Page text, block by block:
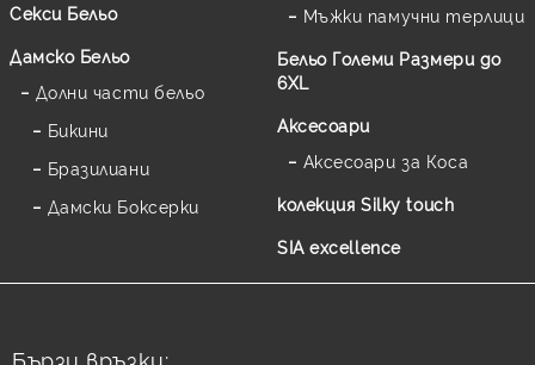
Секси Бельо
Дамско Бельо
Долни части бельо
Бикини
Бразилиани
Дамски Боксерки
Мъжки памучни терлици
Бельо Големи Размери до
6XL
Аксесоари
Аксесоари за Коса
колекция Silky touch
SIA excellence
Бързи връзки: